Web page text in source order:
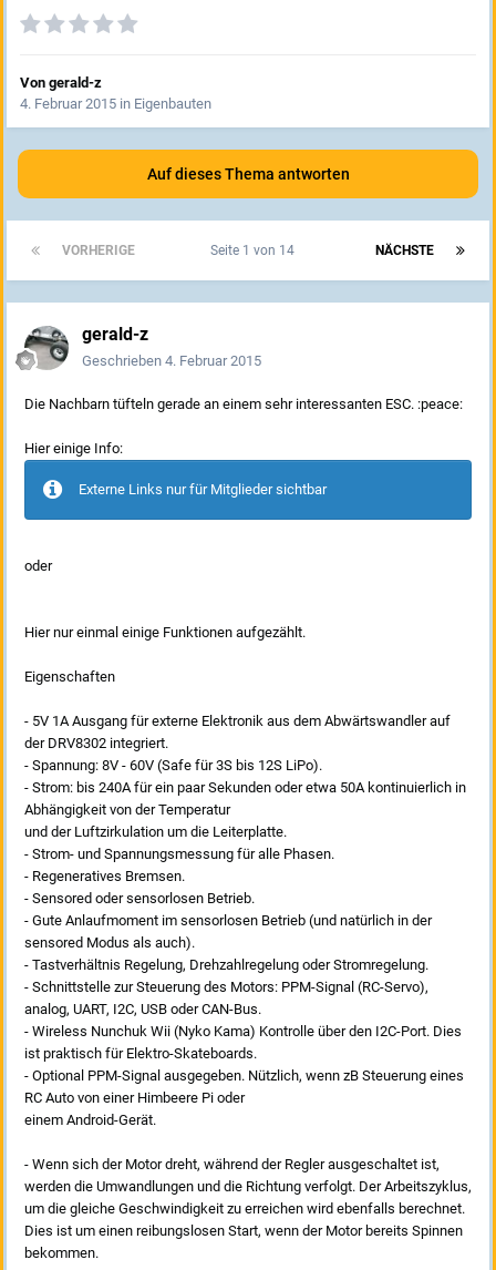
Von gerald-z
4. Februar 2015 in Eigenbauten
Auf dieses Thema antworten
VORHERIGE NÄCHSTE
Seite 1 von 14
gerald-z
Geschrieben 4. Februar 2015
Die Nachbarn tüfteln gerade an einem sehr interessanten ESC. :peace:
Hier einige Info:
Externe Links nur für Mitglieder sichtbar
oder
Hier nur einmal einige Funktionen aufgezählt.
Eigenschaften
- 5V 1A Ausgang für externe Elektronik aus dem Abwärtswandler auf
der DRV8302 integriert.
- Spannung: 8V - 60V (Safe für 3S bis 12S LiPo).
- Strom: bis 240A für ein paar Sekunden oder etwa 50A kontinuierlich in
Abhängigkeit von der Temperatur
und der Luftzirkulation um die Leiterplatte.
- Strom- und Spannungsmessung für alle Phasen.
- Regeneratives Bremsen.
- Sensored oder sensorlosen Betrieb.
- Gute Anlaufmoment im sensorlosen Betrieb (und natürlich in der
sensored Modus als auch).
- Tastverhältnis Regelung, Drehzahlregelung oder Stromregelung.
- Schnittstelle zur Steuerung des Motors: PPM-Signal (RC-Servo),
analog, UART, I2C, USB oder CAN-Bus.
- Wireless Nunchuk Wii (Nyko Kama) Kontrolle über den I2C-Port. Dies
ist praktisch für Elektro-Skateboards.
- Optional PPM-Signal ausgegeben. Nützlich, wenn zB Steuerung eines
RC Auto von einer Himbeere Pi oder
einem Android-Gerät.
- Wenn sich der Motor dreht, während der Regler ausgeschaltet ist,
werden die Umwandlungen und die Richtung verfolgt. Der Arbeitszyklus,
um die gleiche Geschwindigkeit zu erreichen wird ebenfalls berechnet.
Dies ist um einen reibungslosen Start, wenn der Motor bereits Spinnen
bekommen.